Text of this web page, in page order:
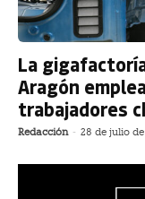
La
Aragón
trabajadores
Redacción - 28 de julio